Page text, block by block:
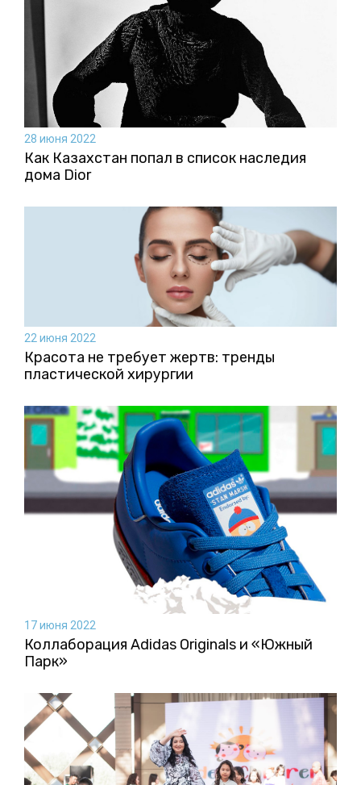
28 июня 2022
Как Казахстан попал в список наследия
дома Dior
22 июня 2022
Красота не требует жертв: тренды
пластической хирургии
17 июня 2022
Коллаборация Аdidas Originals и «Южный
Парк»